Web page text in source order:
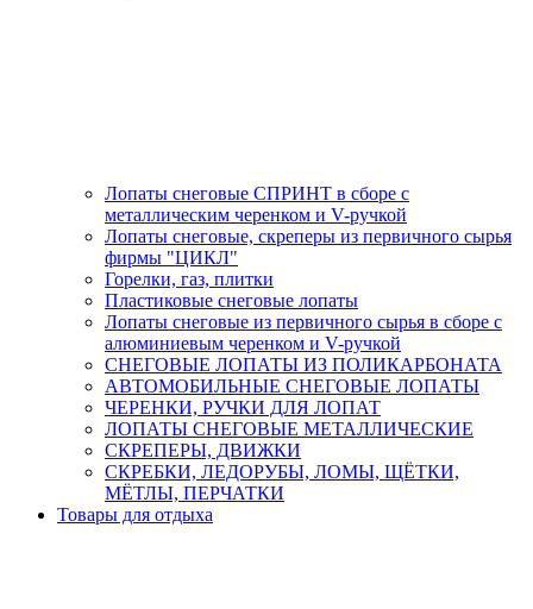
Лопаты снеговые СПРИНТ в сборе с
металлическим черенком и V-ручкой
Лопаты снеговые, скреперы из первичного сырья
фирмы "ЦИКЛ"
Горелки, газ, плитки
Пластиковые снеговые лопаты
Лопаты снеговые из первичного сырья в сборе с
алюминиевым черенком и V-ручкой
СНЕГОВЫЕ ЛОПАТЫ ИЗ ПОЛИКАРБОНАТА
АВТОМОБИЛЬНЫЕ СНЕГОВЫЕ ЛОПАТЫ
ЧЕРЕНКИ, РУЧКИ ДЛЯ ЛОПАТ
ЛОПАТЫ СНЕГОВЫЕ МЕТАЛЛИЧЕСКИЕ
СКРЕПЕРЫ, ДВИЖКИ
СКРЕБКИ, ЛЕДОРУБЫ, ЛОМЫ, ЩЁТКИ,
МЁТЛЫ, ПЕРЧАТКИ
Товары для отдыха